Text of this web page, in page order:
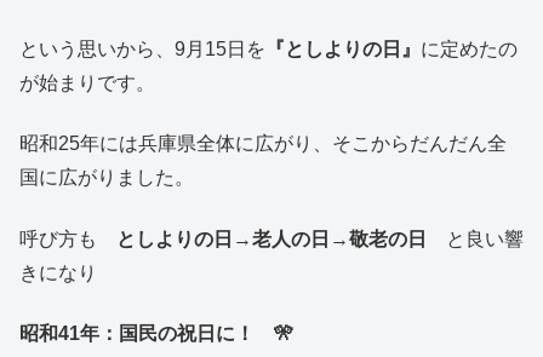
という思いから、9月15日を 『としよりの日』 に定めたの
が始まりです。
昭和25年には兵庫県全体に広がり、そこからだんだん全
国に広がりました。
呼び方も としよりの日 →老人の日 →敬老の日
と良い響
きになり
昭和41年：国民の祝日に！ 🎌